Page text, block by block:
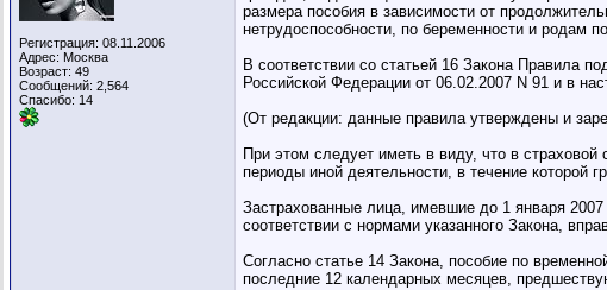
Регистрация: 08.11.2006
Адрес: Москва
Возраст: 49
Сообщений: 2,564
Спасибо: 14
размера пособия в зависимости от
нетрудоспособности, по беременности и родам
В соответствии со статьей 16 Закона Правила
Российской Федерации от 06.02.2007 N 91 и в
(От редакции: данные правила утверждены и
При этом следует иметь в виду, что в
периоды иной деятельности, в течение которой
Застрахованные лица, имевшие до 1 января
соответствии с нормами указанного Закона,
Согласно статье 14 Закона, пособие по
последние 12 календарных месяцев,